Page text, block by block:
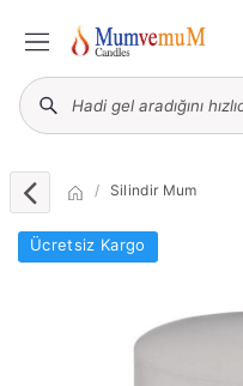
Silindir Mum
Ücretsiz Kargo